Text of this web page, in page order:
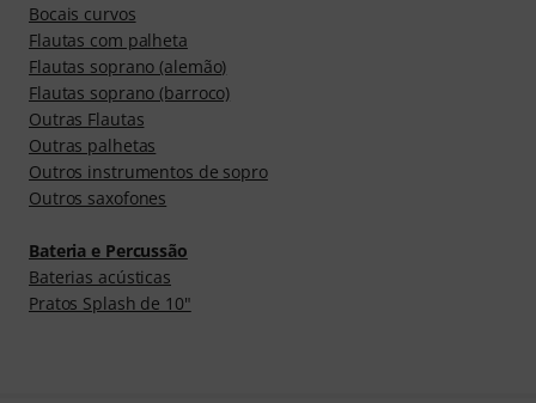
Bocais curvos
Flautas com palheta
Flautas soprano (alemão)
Flautas soprano (barroco)
Outras Flautas
Outras palhetas
Outros instrumentos de sopro
Outros saxofones
Bateria e Percussão
Baterias acústicas
Pratos Splash de 10"